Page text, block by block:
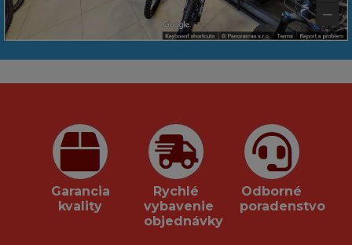
Garancia
kvality
Rychlé
vybavenie
objednávky
Odborné
poradenstvo